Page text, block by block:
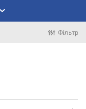
Фільтр